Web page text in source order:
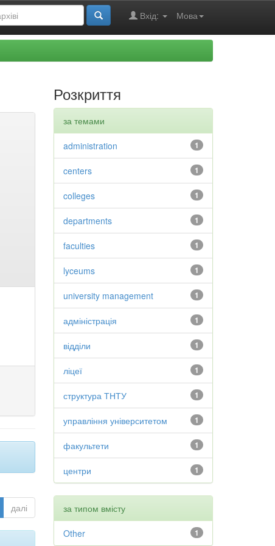
Мова
Вхід:
далі
Розкриття
за темами
1
administration
1
centers
1
colleges
1
departments
1
faculties
1
lyceums
1
university management
1
адміністрація
1
відділи
1
ліцеї
1
структура ТНТУ
1
управління університетом
1
факультети
1
центри
за типом вмісту
1
Other